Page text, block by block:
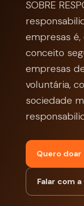
SOBRE
empresas
conceito
empresas
voluntária,
sociedade
Quero doar
Falar com